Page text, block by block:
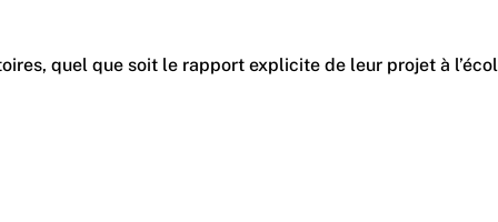
quel que soit le rapport explicite de leur projet à